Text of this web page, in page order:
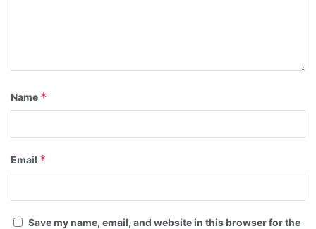
Name *
Email *
Save my name, email, and website in this browser for the